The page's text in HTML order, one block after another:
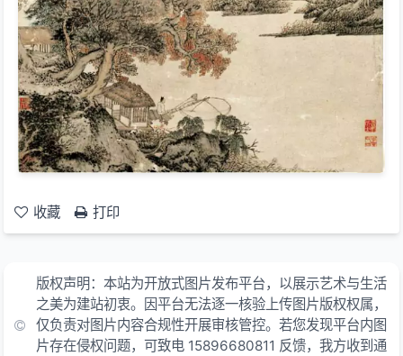
收藏 打印
版权声明：本站为开放式图片发布平台，以展示艺术与生活
之美为建站初衷。因平台无法逐一核验上传图片版权权属，
仅负责对图片内容合规性开展审核管控。若您发现平台内图
片存在侵权问题，可致电 15896680811 反馈，我方收到通